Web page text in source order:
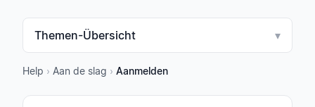
Themen-Übersicht ▾
Help › Aan de slag › Aanmelden